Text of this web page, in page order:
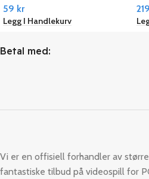
PC Steam
59 kr
Legg I Handlekurv
219
Betal med:
Vi er en offisiell forhandler av
fantastiske tilbud på videospill for